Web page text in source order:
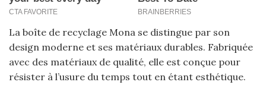
La boîte de recyclage Mona se distingue par son
design moderne et ses matériaux durables. Fabriquée
avec des matériaux de qualité, elle est conçue pour
résister à l’usure du temps tout en étant esthétique.